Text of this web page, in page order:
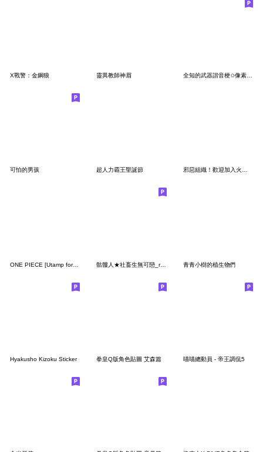
X戰警：金鋼狼 靈異教師神眉 全知的武器諧音梗✩像素風(內含武器補充包)
可怕的男孩 超人力霸王聖誕節 邪惡組織！歡迎加入火箭隊！
ONE PIECE [Utamp for Everyday Use] 骷髏人★社畜生無可戀_revise 青青小樹的植生物們
Hyakusho Kizoku Sticker 拳皇Q版角色貼圖 艾森篇 喵喵總動員 - 帝王調侃5